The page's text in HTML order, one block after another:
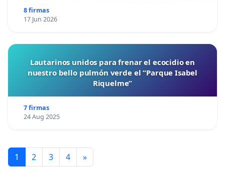
8 firmas
17 Jun 2026
Lautarinos unidos para frenar el ecocidio en
nuestro bello pulmón verde el “Parque Isabel
Riquelme”
7 firmas
24 Aug 2025
1 2 3 4 »